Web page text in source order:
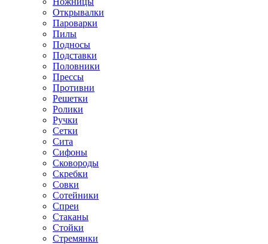
Открывалки
Пароварки
Пилы
Подносы
Подставки
Половники
Прессы
Противни
Решетки
Ролики
Ручки
Сетки
Сита
Сифоны
Сковороды
Скребки
Совки
Сотейники
Спреи
Стаканы
Стойки
Стремянки